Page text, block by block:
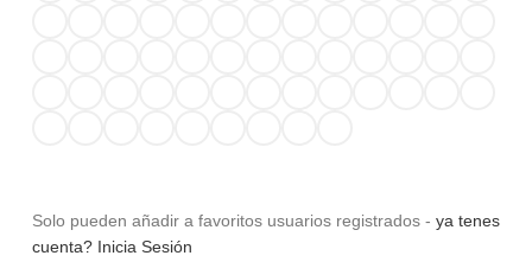
Solo pueden añadir a favoritos usuarios registrados - ya tenes
cuenta? Inicia Sesión